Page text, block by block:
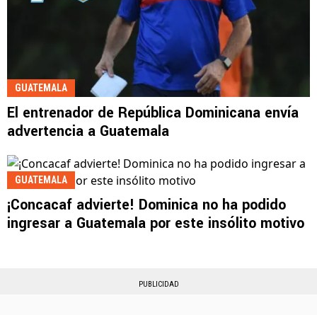
GUATEMALA
El entrenador de República Dominicana envía
advertencia a Guatemala
GUATEMALA
¡Concacaf advierte! Dominica no ha podido
ingresar a Guatemala por este insólito motivo
PUBLICIDAD